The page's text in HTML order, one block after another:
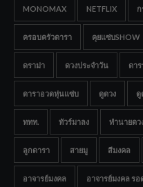
MONOMAX NETFLIX
ครอบครัวดารา คุยแซ่บSHOW
ดราม่า ดวงประจำวัน ดาร
ดาราอวดหุ่นแซ่บ ดูดวง ดู
ททท. ทัวร์มาลง ทำนายดว
ลูกดารา สายมู สีมงคล
อาจารย์มงคล อาจารย์มงคล รอ